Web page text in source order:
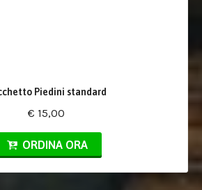
Piedini standard
€ 15,00
ORDINA ORA